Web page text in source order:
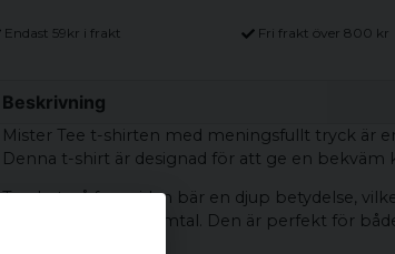
Endast 59kr i frakt Fri frakt över 800 kr
Beskrivning
Mister Tee t-shirten med meningsfullt tryck är
Denna t-shirt är designad för att ge en bekväm
Trycket på framsidan bär en djup betydelse,
väcka tankar och samtal. Den är perfekt för